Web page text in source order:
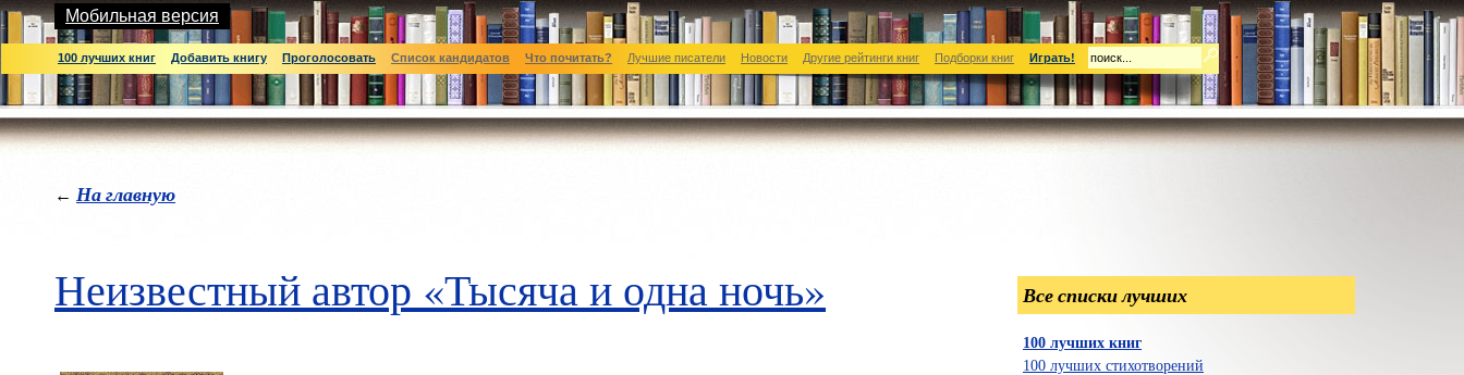
Мобильная версия
100 лучших книг Добавить книгу Проголосовать Список кандидатов Что почитать? Лучшие писатели Новости Другие рейтинги книг Подборки книг Играть!
← На главную
Неизвестный автор «Тысяча и одна ночь» Все списки лучших
100 лучших книг
100 лучших стихотворений